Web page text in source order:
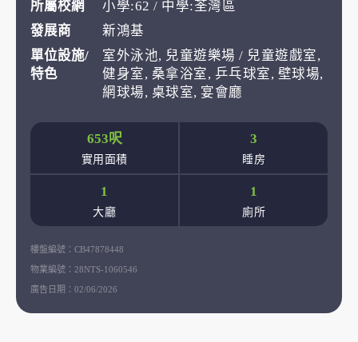
所屬校網
小學:62 / 中學:荃灣區
發展商
新鴻基
單位設施/
特色
室外泳池, 兒童遊樂場 / 兒童遊戲室,
健身室, 桑拿浴室, 乒乓球室, 壁球場,
網球場, 桌球室, 宴會廳
653呎
實用面積
3
睡房
1
大廳
1
廁所
樓盤編號： CB47878448
物業編號： 28NTS-1060546
廣告日期： 02/06/2026